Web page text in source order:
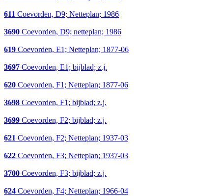
611 Coevorden, D9; Netteplan; 1986
3690 Coevorden, D9; netteplan; 1986
619 Coevorden, E1; Netteplan; 1877-06
3697 Coevorden, E1; bijblad; z.j.
620 Coevorden, F1; Netteplan; 1877-06
3698 Coevorden, F1; bijblad; z.j.
3699 Coevorden, F2; bijblad; z.j.
621 Coevorden, F2; Netteplan; 1937-03
622 Coevorden, F3; Netteplan; 1937-03
3700 Coevorden, F3; bijblad; z.j.
624 Coevorden, F4; Netteplan; 1966-04